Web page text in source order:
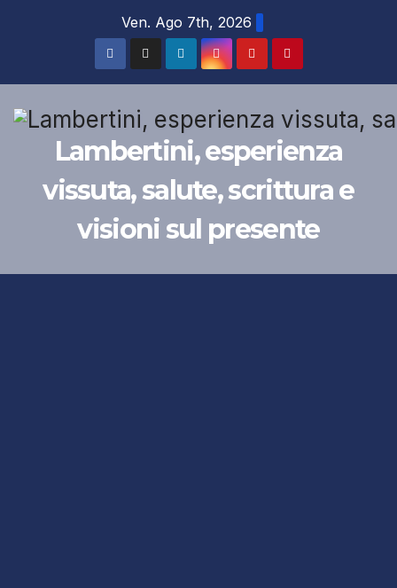
Ven. Ago 7th, 2026
Lambertini, esperienza
vissuta, salute, scrittura e
visioni sul presente